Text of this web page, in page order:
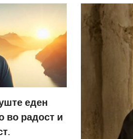
еден
во радост и